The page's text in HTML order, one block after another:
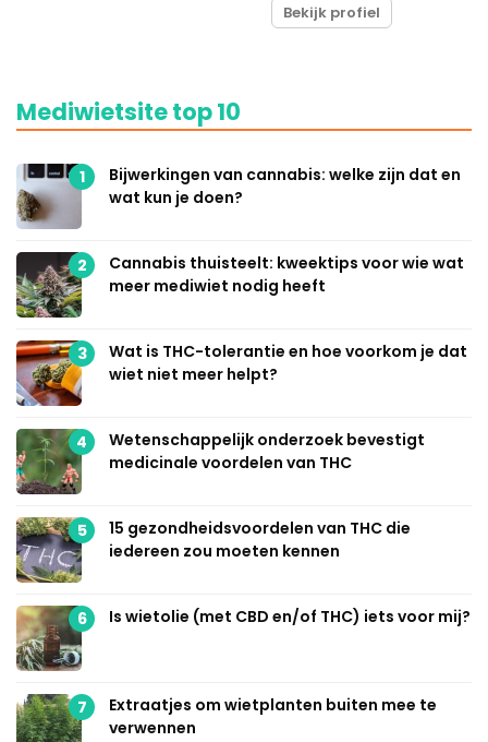
Bekijk profiel
Mediwietsite top 10
1
Bijwerkingen van cannabis: welke zijn dat en
wat kun je doen?
2
Cannabis thuisteelt: kweektips voor wie wat
meer mediwiet nodig heeft
3
Wat is THC-tolerantie en hoe voorkom je dat
wiet niet meer helpt?
4
Wetenschappelijk onderzoek bevestigt
medicinale voordelen van THC
5
15 gezondheidsvoordelen van THC die
iedereen zou moeten kennen
6 Is wietolie (met CBD en/of THC) iets voor mij?
7
Extraatjes om wietplanten buiten mee te
verwennen